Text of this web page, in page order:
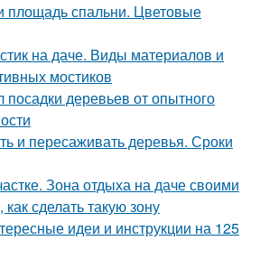
площадь спальни. Цветовые
на даче. Виды материалов и
мостиков
деревьев от опытного
и пересаживать деревья. Сроки
Зона отдыха на даче своими
сделать такую зону
идеи и инструкции на 125